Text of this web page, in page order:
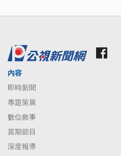
內容
即時新聞
專題策展
數位敘事
當期節目
深度報導